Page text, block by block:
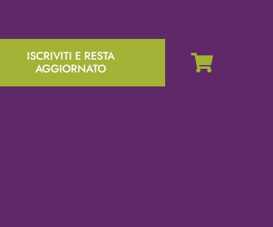
ISCRIVITI E RESTA
AGGIORNATO